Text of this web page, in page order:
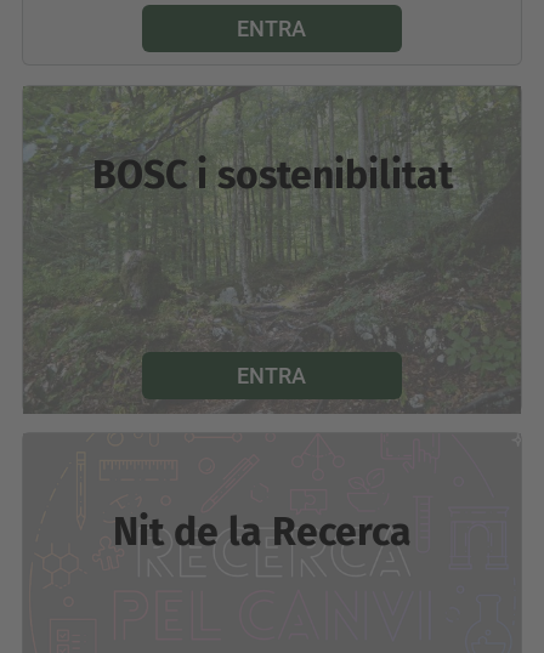
ENTRA
BOSC i sostenibilitat
ENTRA
Nit de la Recerca